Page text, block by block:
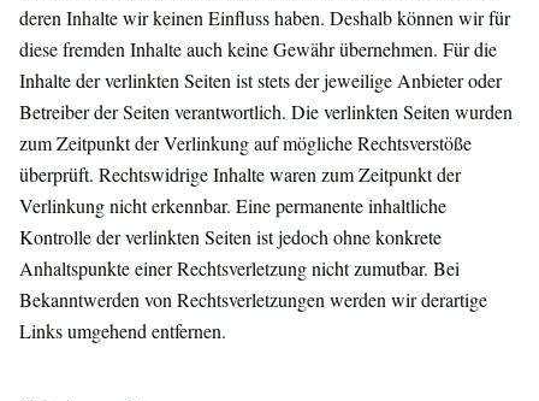
deren Inhalte wir keinen Einfluss haben. Deshalb können wir für
diese fremden Inhalte auch keine Gewähr übernehmen. Für die
Inhalte der verlinkten Seiten ist stets der jeweilige Anbieter oder
Betreiber der Seiten verantwortlich. Die verlinkten Seiten wurden
zum Zeitpunkt der Verlinkung auf mögliche Rechtsverstöße
überprüft. Rechtswidrige Inhalte waren zum Zeitpunkt der
Verlinkung nicht erkennbar. Eine permanente inhaltliche
Kontrolle der verlinkten Seiten ist jedoch ohne konkrete
Anhaltspunkte einer Rechtsverletzung nicht zumutbar. Bei
Bekanntwerden von Rechtsverletzungen werden wir derartige
Links umgehend entfernen.